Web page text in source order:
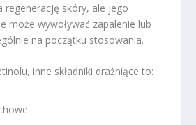
regenerację skóry, ale jego
może wywoływać zapalenie lub
na początku stosowania.
inne składniki drażniące to: